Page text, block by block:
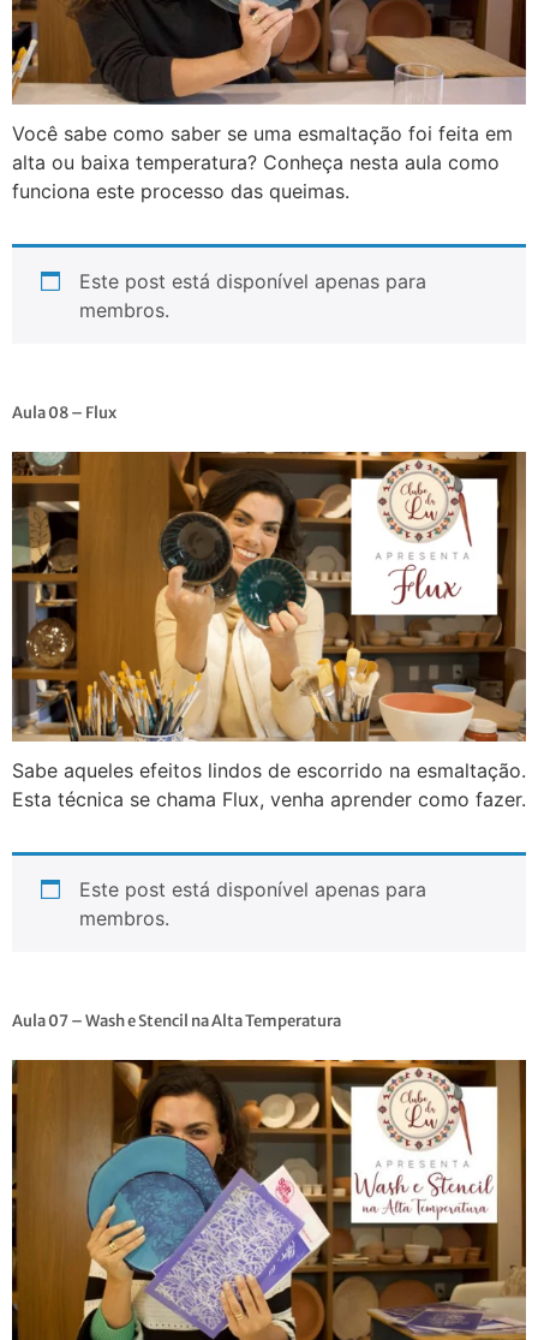
Você sabe como saber se uma esmaltação foi feita em
alta ou baixa temperatura? Conheça nesta aula como
funciona este processo das queimas.
Este post está disponível apenas para
membros.
Aula 08 – Flux
Sabe aqueles efeitos lindos de escorrido na esmaltação.
Esta técnica se chama Flux, venha aprender como fazer.
Este post está disponível apenas para
membros.
Aula 07 – Wash e Stencil na Alta Temperatura